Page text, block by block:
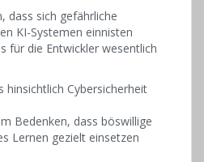
dass sich gefährliche
KI-Systemen einnisten
für die Entwickler wesentlich
hinsichtlich Cybersicherheit
Bedenken, dass böswillige
Lernen gezielt einsetzen